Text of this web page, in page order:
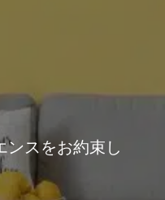
ンスをお約束し